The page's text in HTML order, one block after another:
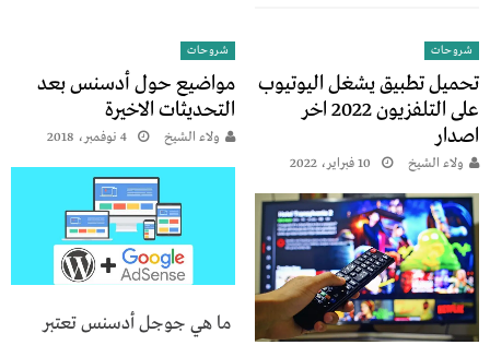
شروحات
تحميل تطبيق يشغل اليوتيوب
على التلفزيون 2022 اخر
اصدار
ولاء الشيخ 10 فبراير، 2022
شروحات
مواضيع حول أدسنس بعد
التحديثات الاخيرة
ولاء الشيخ 4 نوفمبر، 2018
ما هي جوجل أدسنس تعتبر